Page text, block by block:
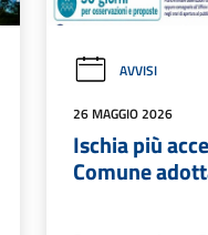
AVVISI
26 MAGGIO 2026
Ischia più
Comune